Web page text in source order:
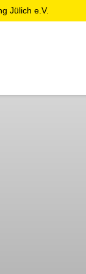
Jülich e.V.